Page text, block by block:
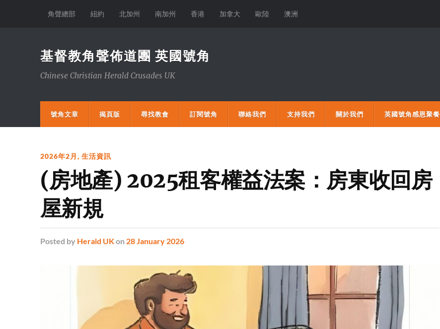
角聲總部 紐約 北加州 南加州 香港 加拿大 歐陸 澳洲
基督教角聲佈道團 英國號角
Chinese Christian Herald Crusades UK
號角文章 揭頁版 尋找教會 訂閱號角 聯絡我們 支持我們 關於我們 英國號角感恩聚餐
2026年2月, 生活資訊
(房地產) 2025租客權益法案：房東收回房
屋新規
Posted by Herald UKon 28 January 2026